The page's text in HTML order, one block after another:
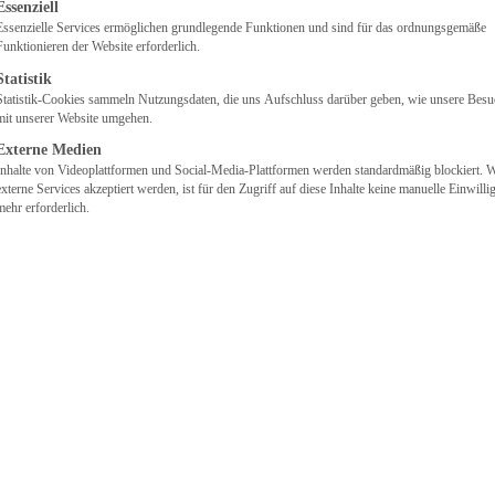
Services ermöglichen grundlegende Funktionen und sind für das ordnungsgemäße
der Website erforderlich.
Cookies sammeln Nutzungsdaten, die uns Aufschluss darüber geben, wie unsere
unserer Website umgehen.
Medien
von Videoplattformen und Social-Media-Plattformen werden standardmäßig blockiert.
Services akzeptiert werden, ist für den Zugriff auf diese Inhalte keine manuelle
erforderlich.